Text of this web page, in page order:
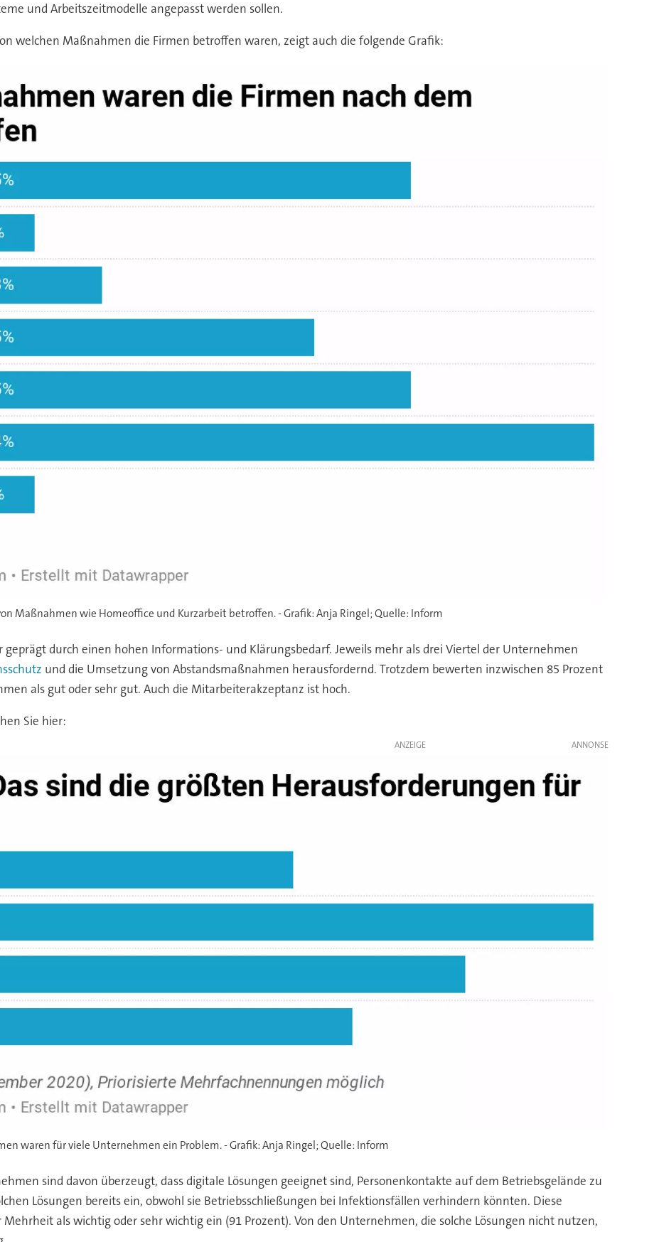
und Arbeitszeitmodelle angepasst werden sollen.
welchen Maßnahmen die Firmen betroffen waren, zeigt auch die folgende Grafik:
Maßnahmen wie Homeoffice und Kurzarbeit betroffen. - Grafik: Anja Ringel; Quelle: Inform
geprägt durch einen hohen Informations- und Klärungsbedarf. Jeweils mehr als drei Viertel der Unternehmen
und die Umsetzung von Abstandsmaßnahmen herausfordernd. Trotzdem bewerten inzwischen 85 Prozent
als gut oder sehr gut. Auch die Mitarbeiterakzeptanz ist hoch.
Sie hier:
ANZEIGE
waren für viele Unternehmen ein Problem. - Grafik: Anja Ringel; Quelle: Inform
sind davon überzeugt, dass digitale Lösungen geeignet sind, Personenkontakte auf dem Betriebsgelände zu
Lösungen bereits ein, obwohl sie Betriebsschließungen bei Infektionsfällen verhindern könnten. Diese
als wichtig oder sehr wichtig ein (91 Prozent). Von den Unternehmen, die solche Lösungen nicht nutzen,